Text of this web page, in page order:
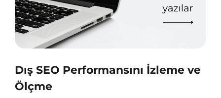
Dış SEO Performansını İzleme ve
Ölçme